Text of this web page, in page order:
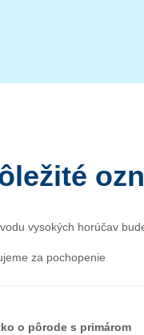
vysokých horúčav
za pochopenie
o pôrode s primárom